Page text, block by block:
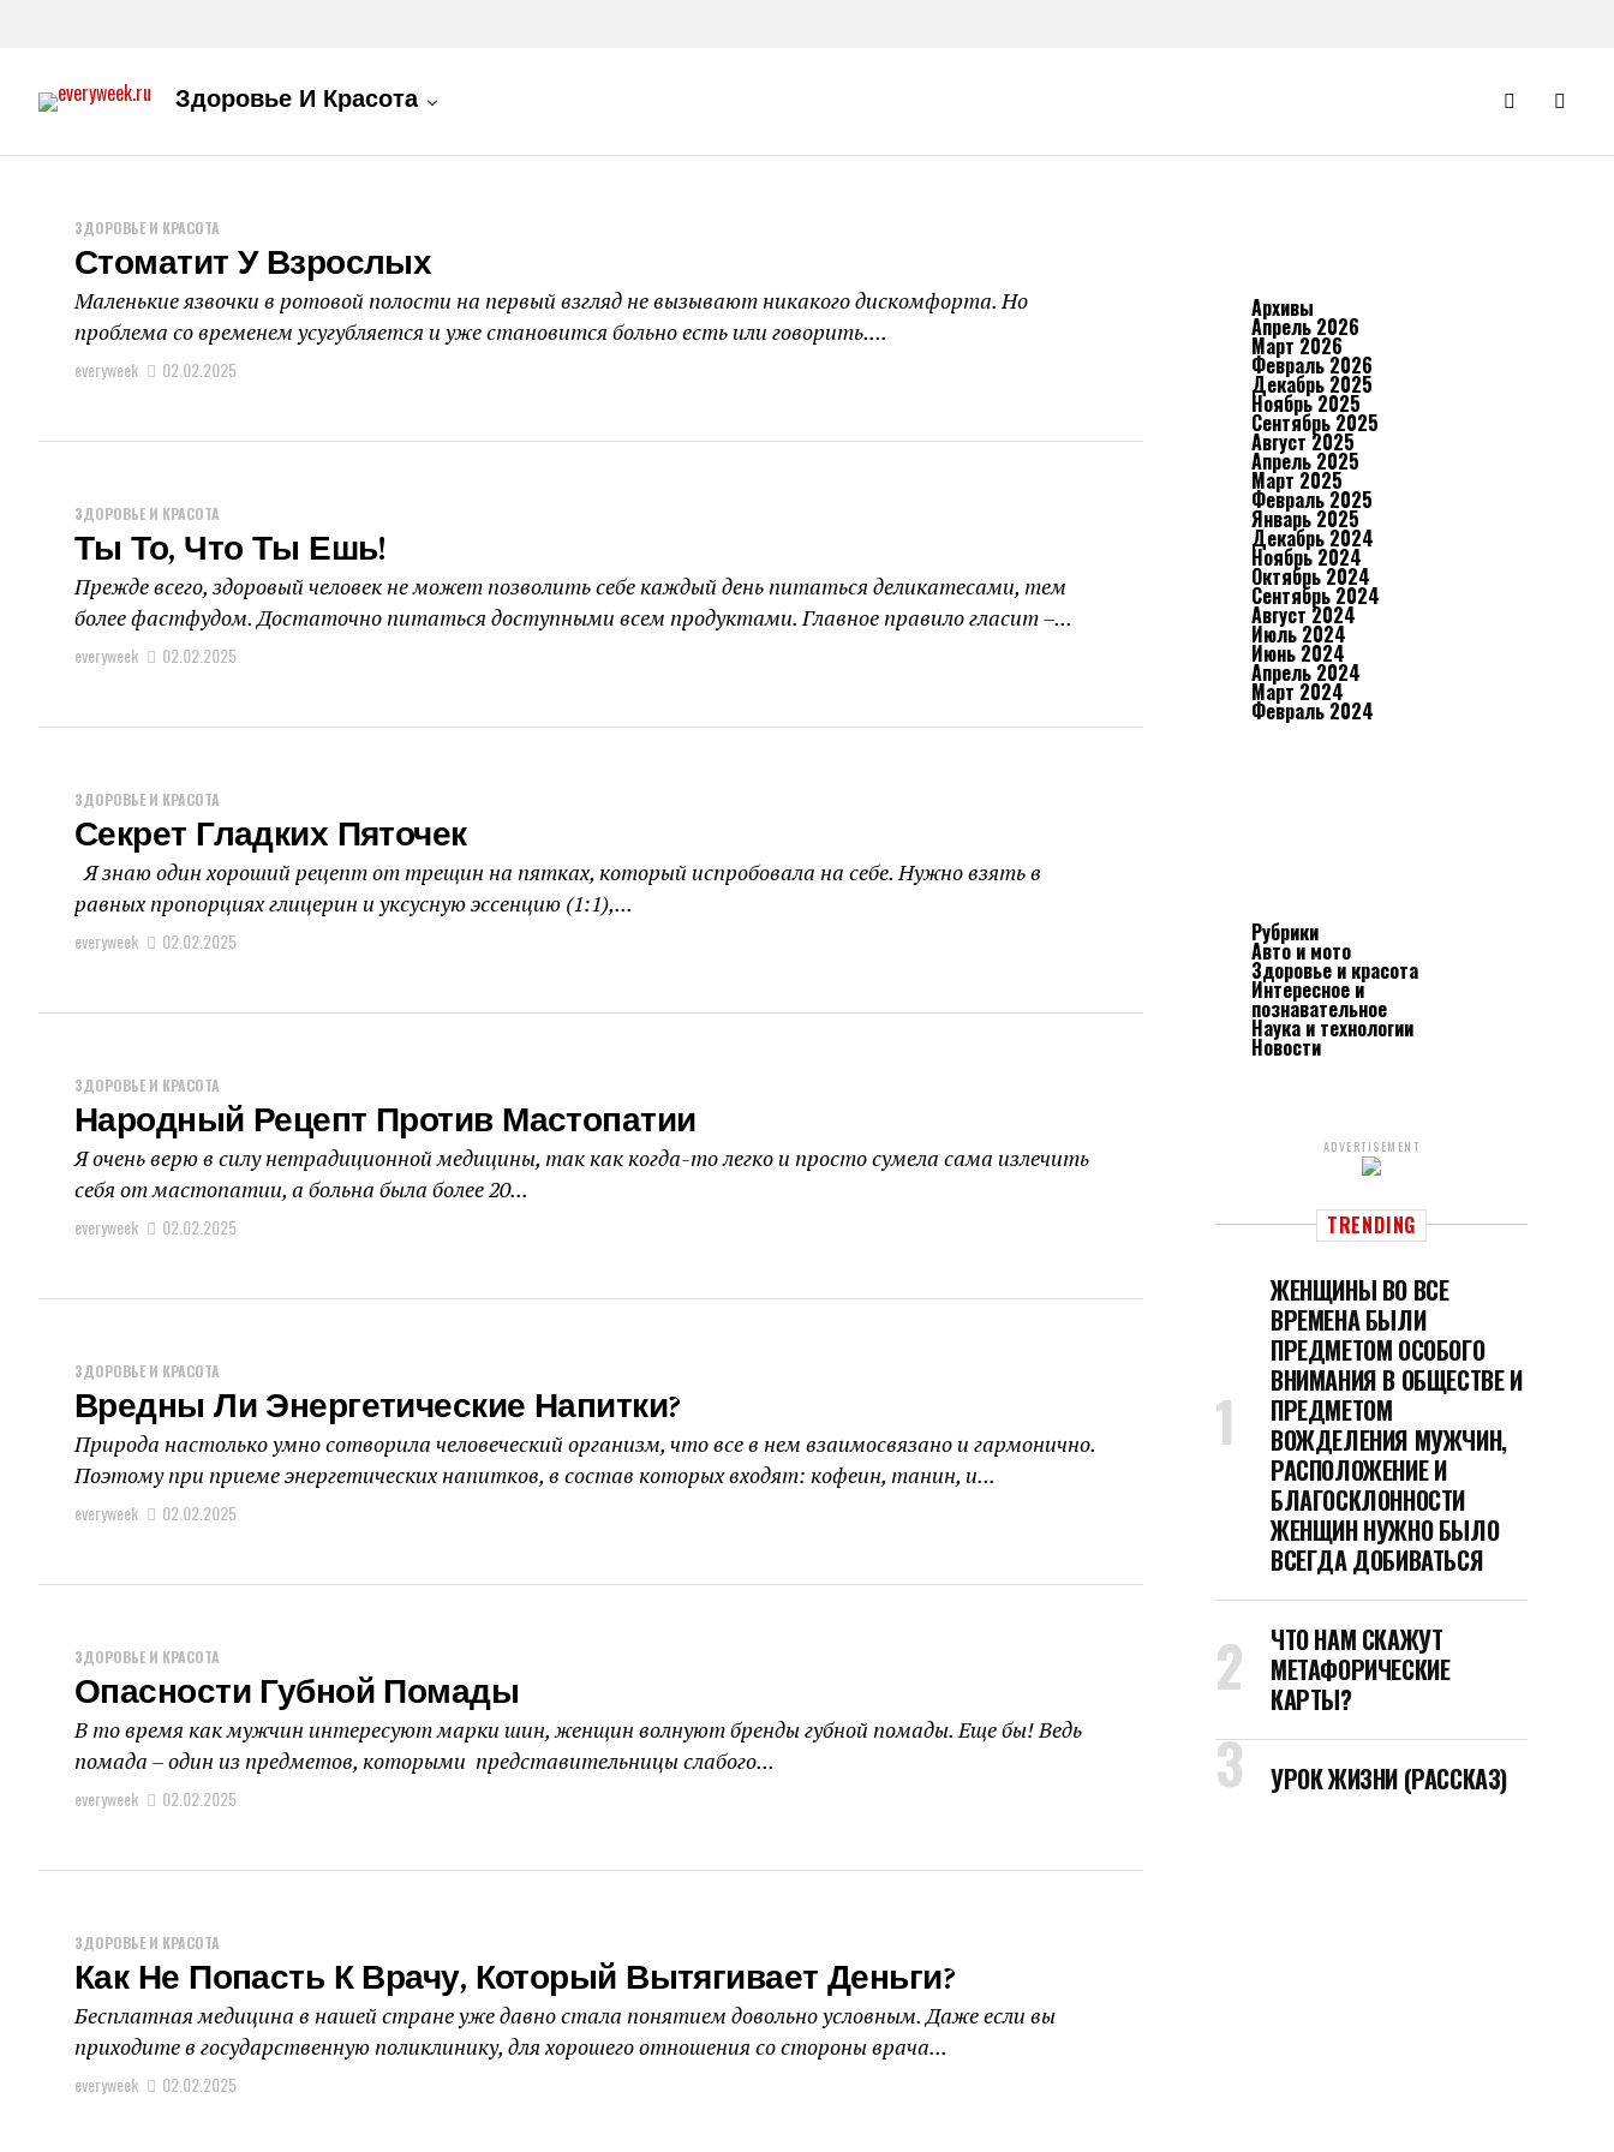
Здоровье И Красота
ЗДОРОВЬЕ И КРАСОТА
Стоматит У Взрослых
Маленькие язвочки в ротовой полости на первый взгляд не вызывают никакого дискомфорта. Но
проблема со временем усугубляется и уже становится больно есть или говорить....
everyweek 02.02.2025
ЗДОРОВЬЕ И КРАСОТА
Ты То, Что Ты Ешь!
Прежде всего, здоровый человек не может позволить себе каждый день питаться деликатесами, тем
более фастфудом. Достаточно питаться доступными всем продуктами. Главное правило гласит –...
everyweek 02.02.2025
ЗДОРОВЬЕ И КРАСОТА
Секрет Гладких Пяточек
Я знаю один хороший рецепт от трещин на пятках, который испробовала на себе. Нужно взять в
равных пропорциях глицерин и уксусную эссенцию (1:1),...
everyweek 02.02.2025
ЗДОРОВЬЕ И КРАСОТА
Народный Рецепт Против Мастопатии
Я очень верю в силу нетрадиционной медицины, так как когда-то легко и просто сумела сама излечить
себя от мастопатии, а больна была бо­лее 20...
everyweek 02.02.2025
ЗДОРОВЬЕ И КРАСОТА
Вредны Ли Энергетические Напитки?
Природа настолько умно сотворила человеческий организм, что все в нем взаимосвязано и гармонично.
Поэтому при приеме энергетических напитков, в состав которых входят: кофеин, танин, и...
everyweek 02.02.2025
ЗДОРОВЬЕ И КРАСОТА
Опасности Губной Помады
В то время как мужчин интересуют марки шин, женщин волнуют бренды губной помады. Еще бы! Ведь
помада – один из предметов, которыми представительницы слабого...
everyweek 02.02.2025
ЗДОРОВЬЕ И КРАСОТА
Как Не Попасть К Врачу, Который Вытягивает Деньги?
Бесплатная медицина в нашей стране уже давно стала понятием довольно условным. Даже если вы
приходите в государственную поликлинику, для хорошего отношения со стороны врача...
everyweek 02.02.2025
Архивы
Апрель 2026
Март 2026
Февраль 2026
Декабрь 2025
Ноябрь 2025
Сентябрь 2025
Август 2025
Апрель 2025
Март 2025
Февраль 2025
Январь 2025
Декабрь 2024
Ноябрь 2024
Октябрь 2024
Сентябрь 2024
Август 2024
Июль 2024
Июнь 2024
Апрель 2024
Март 2024
Февраль 2024
Рубрики
Авто и мото
Здоровье и красота
Интересное и
познавательное
Наука и технологии
Новости
ADVERTISEMENT
TRENDING
ЖЕНЩИНЫ ВО ВСЕ
ВРЕМЕНА БЫЛИ
ПРЕДМЕТОМ ОСОБОГО
ВНИМАНИЯ В ОБЩЕСТВЕ И
ПРЕДМЕТОМ
ВОЖДЕЛЕНИЯ МУЖЧИН,
РАСПОЛОЖЕНИЕ И
БЛАГОСКЛОННОСТИ
ЖЕНЩИН НУЖНО БЫЛО
ВСЕГДА ДОБИВАТЬСЯ
ЧТО НАМ СКАЖУТ
МЕТАФОРИЧЕСКИЕ
КАРТЫ?
УРОК ЖИЗНИ (РАССКАЗ)